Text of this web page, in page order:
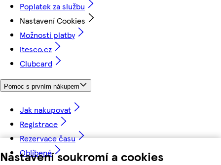
Nastavení soukromí a cookies
Poplatek za službu
Nastavení Cookies
Možnosti platby
itesco.cz
Clubcard
Pomoc s prvním nákupem
Jak nakupovat
Registrace
Rezervace času
Oblíbené